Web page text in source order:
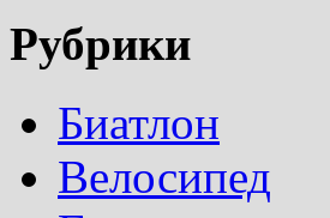
Рубрики
Биатлон
Велосипед